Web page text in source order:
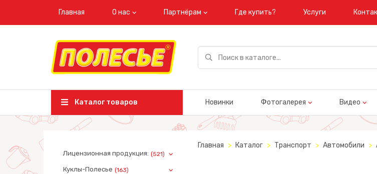
Главная О нас Партнёрам Где купить? Услуги
Каталог товаров Новинки Фотогалерея Видео
Лицензионная продукция: (521)
Куклы-Полесье (163)
Главная Каталог Транспорт Автомобили